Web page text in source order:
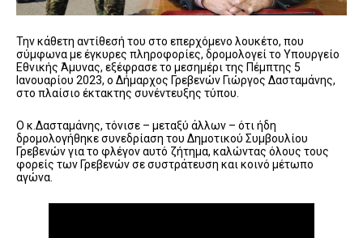
Την κάθετη αντίθεσή του στο επερχόμενο λουκέτο, που
σύμφωνα με έγκυρες πληροφορίες, δρομολογεί το Υπουργείο
Εθνικής Άμυνας, εξέφρασε το μεσημέρι της Πέμπτης 5
Ιανουαρίου 2023, ο Δήμαρχος Γρεβενών Γιώργος Δασταμάνης,
στο πλαίσιο έκτακτης συνέντευξης τύπου.
Ο κ.Δασταμάνης, τόνισε – μεταξύ άλλων – ότι ήδη
δρομολογήθηκε συνεδρίαση του Δημοτικού Συμβουλίου
Γρεβενών για το φλέγον αυτό ζήτημα, καλώντας όλους τους
φορείς των Γρεβενών σε συστράτευση και κοινό μέτωπο
αγώνα.